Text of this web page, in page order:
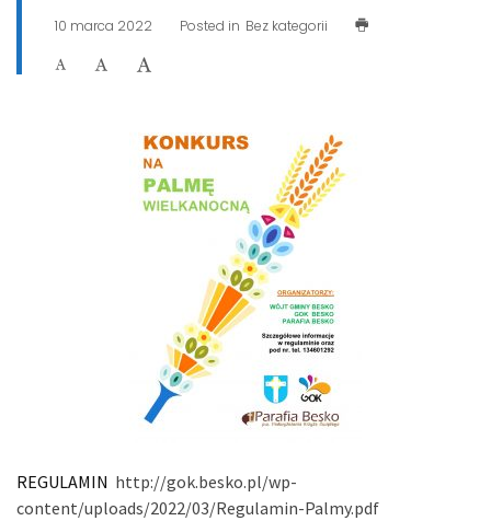
10 marca 2022 Posted in Bez kategorii
REGULAMIN http://gok.besko.pl/wp-
content/uploads/2022/03/Regulamin-Palmy.pdf